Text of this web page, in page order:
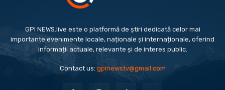
GPI NEWS.live este o platformă de știri dedicată celor mai
importante evenimente locale, naționale și internaționale, oferind
informații actuale, relevante și de interes public.
Contact us:gpinewstv@gmail.com